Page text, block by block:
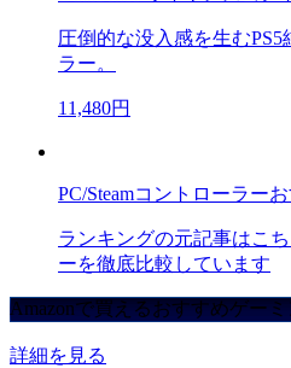
圧倒的な没入感を生む
ラー。
11,480円
PC/Steamコントローラー
ランキングの元記事はこ
ーを徹底比較しています
Amazonで買えるおすすめゲー
詳細を見る